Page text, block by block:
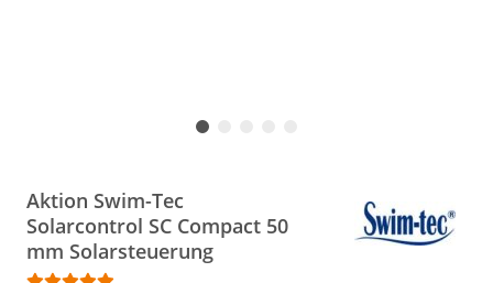
Aktion Swim-Tec
Solarcontrol SC Compact 50
mm Solarsteuerung